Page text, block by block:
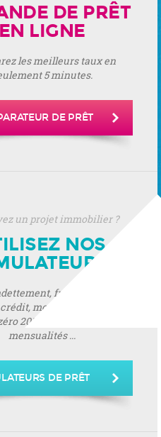
DE PRÊT
EN LIGNE
les meilleurs taux en
5 minutes.
DE PRÊT
un projet immobilier ?
NOS
frais de notaire,
montant de prêt, prêt
2019, montant de vos
mensualités ...
DE PRÊT